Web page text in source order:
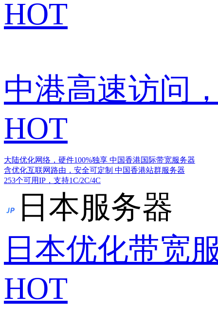
HOT
中港高速访问
HOT
大陆优化网络，硬件100%独享 中国香港国际带宽服务器
含优化互联网路由，安全可定制 中国香港站群服务器
253个可用IP，支持1C/2C/4C
日本服务器
日本优化带宽
HOT